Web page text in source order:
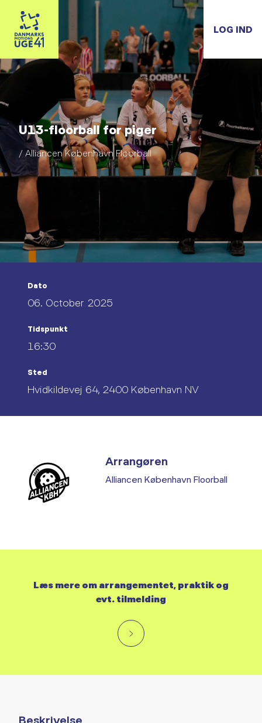
LOG IND
U13-floorball for piger
/ Alliancen København Floorball
Dato
06. October 2025
Tidspunkt
16:30
Sted
Hvidkildevej 64, 2400 København NV
Beskrivelse
Arrangøren
Alliancen København Floorball
Læs mere om arrangementet, praktik og
evt. tilmelding